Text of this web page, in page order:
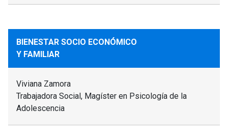
BIENESTAR SOCIO ECONÓMICO
Y FAMILIAR
Viviana Zamora
Trabajadora Social, Magíster en Psicología de la
Adolescencia